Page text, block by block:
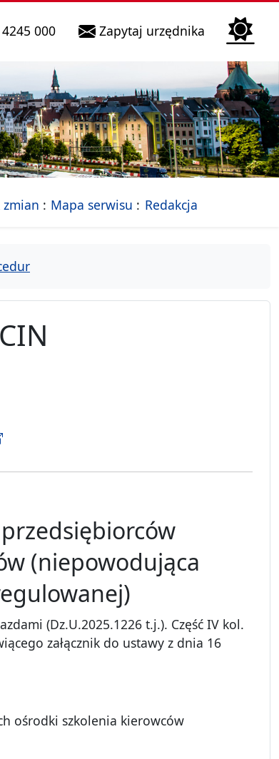
do infolinii:
000 Zapytaj urzędnika Biura
Miasta Szczecin
Mapa serwisu - drzewko rozdziałów
Redakcja
(niepowodująca
(Dz.U.2025.1226 t.j.). Część IV kol.
załącznik do ustawy z dnia 16
ośrodki szkolenia kierowców